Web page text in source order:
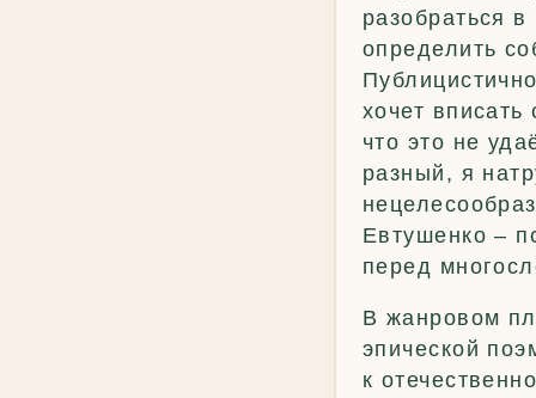
разобраться
определить
хочет
что это не
разный, я
Евтушенко –
перед
В жанровом
эпической
к